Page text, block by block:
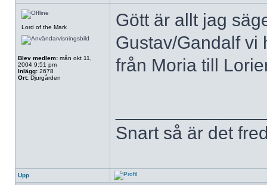
Lord of the Mark
Blev medlem: mån okt 11,
2004 9:51 pm
Inlägg: 2678
Ort: Djurgården
Gött är allt jag
Gustav/Gandalf vi
från Moria till
Snart så är det
Upp